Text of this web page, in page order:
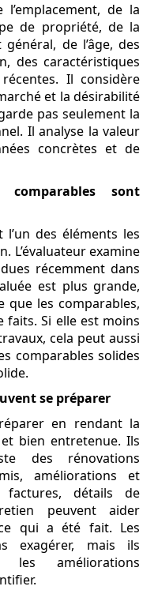
l’emplacement, de la
de propriété, de la
de l’âge, des
des caractéristiques
Il considère
et la désirabilité
pas seulement la
Il analyse la valeur
concrètes et de
sont
des éléments les
L’évaluateur examine
récemment dans
est plus grande,
que les comparables,
faits. Si elle est moins
cela peut aussi
comparables solides
se préparer
en rendant la
bien entretenue. Ils
des rénovations
améliorations et
factures, détails de
peuvent aider
qui a été fait. Les
exagérer, mais ils
les améliorations